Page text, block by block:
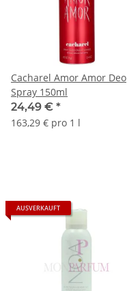
Cacharel Amor Amor Deo
Spray 150ml
24,49 € *
163,29 € pro 1 l
AUSVERKAUFT